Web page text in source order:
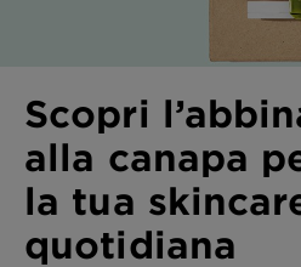
Scopri
alla canapa
la tua
quotidiana